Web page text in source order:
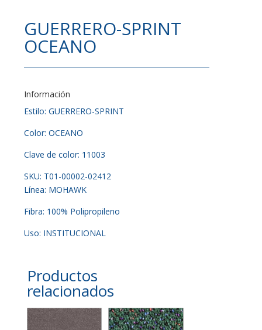
GUERRERO-SPRINT
OCEANO
Información
Estilo: GUERRERO-SPRINT
Color: OCEANO
Clave de color: 11003
SKU: T01-00002-02412
Línea: MOHAWK
Fibra: 100% Polipropileno
Uso: INSTITUCIONAL
Productos
relacionados